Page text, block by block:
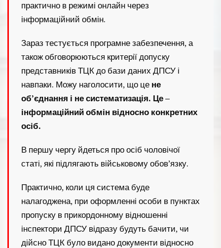
практично в режимі онлайн через
інформаційний обмін.
Зараз тестується програмне забезпечення, а
також обговорюються критерії допуску
представників ТЦК до бази даних ДПСУ і
навпаки. Можу наголосити, що це не
об’єднання і не систематизація. Це –
інформаційний обмін відносно конкретних
осіб.
В першу чергу йдеться про осіб чоловічої
статі, які підлягають військовому обов’язку.
Практично, коли ця система буде
налагоджена, при оформленні особи в пунктах
пропуску в прикордонному відношенні
інспектори ДПСУ відразу будуть бачити, чи
дійсно ТЦК було видано документи відносно